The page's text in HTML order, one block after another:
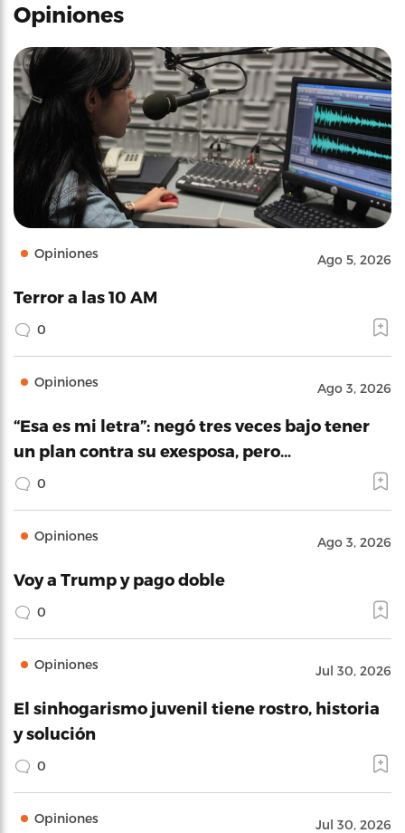
Opiniones
Opiniones Ago 5, 2026
Terror a las 10 AM
0
Opiniones Ago 3, 2026
“Esa es mi letra”: negó tres veces bajo tener
un plan contra su exesposa, pero…
0
Opiniones Ago 3, 2026
Voy a Trump y pago doble
0
Opiniones Jul 30, 2026
El sinhogarismo juvenil tiene rostro, historia
y solución
0
Opiniones Jul 30, 2026